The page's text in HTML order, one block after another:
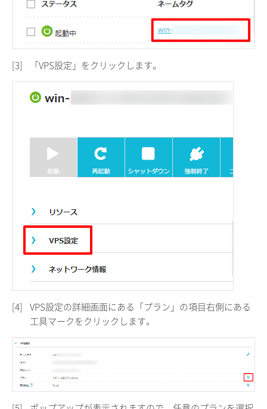
[3] 「VPS設定」をクリックします。
[4]
VPS設定の詳細画面にある「プラン」の項目右側にある
工具マークをクリックします。